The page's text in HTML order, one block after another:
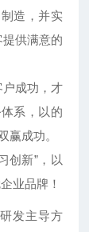
造，并实
供满意的
成功，才
系，以的
赢成功。
创新”，以
业品牌！
发主导方